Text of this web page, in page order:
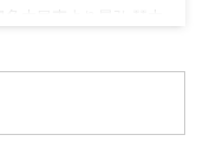
うございました。
尺三寸（約 69cm）歌
径 約 2.3cm / 外径 約
尻：内径 約 2.1cm / 外
ていただきました。中
三線籐巻で、晏弘の銘が
っています。補修跡が
のの、しっかりと補修